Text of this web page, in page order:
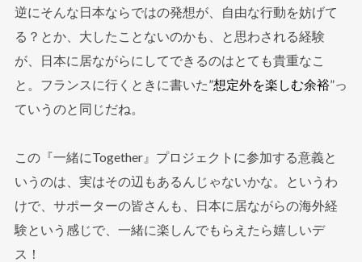
逆にそんな日本ならではの発想が、自由な行動を妨げて
る？とか、大したことないのかも、と思わされる経験
が、日本に居ながらにしてできるのはとても貴重なこ
と。フランスに行くときに書いた”想定外を楽しむ余裕”っ
ていうのと同じだね。
この『一緒にTogether』プロジェクトに参加する意義と
いうのは、実はその辺もあるんじゃないかな。というわ
けで、サポーターの皆さんも、日本に居ながらの海外経
験という感じで、一緒に楽しんでもらえたら嬉しいデ
ス！